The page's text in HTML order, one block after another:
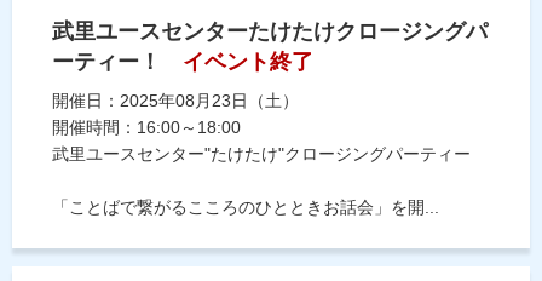
武里ユースセンターたけたけクロージングパ
ーティー！
イベント終了
開催日：2025年08月23日（土）
開催時間：16:00～18:00
武里ユースセンター"たけたけ"クロージングパーティー
「ことばで繋がるこころのひとときお話会」を開...